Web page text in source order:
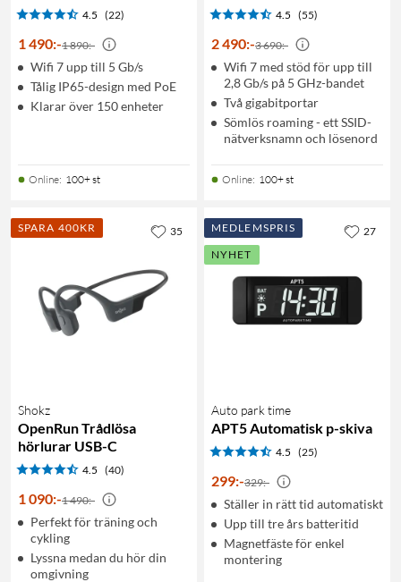
4.5 (22)
1 490:-1 890:-
Wifi 7 upp till 5 Gb/s
Tålig IP65-design med PoE
Klarar över 150 enheter
Online: 100+ st
4.5 (55)
2 490:-3 690:-
Wifi 7 med stöd för upp till
2,8 Gb/s på 5 GHz-bandet
Två gigabitportar
Sömlös roaming - ett SSID-
nätverksnamn och lösenord
Online: 100+ st
SPARA 400KR
Shokz
OpenRun Trådlösa
hörlurar USB-C
4.5 (40)
1 090:-1 490:-
Perfekt för träning och
cykling
Lyssna medan du hör din
omgivning
35
MEDLEMSPRIS
NYHET
Auto park time
APT5 Automatisk p-skiva
4.5 (25)
299:-329:-
Ställer in rätt tid automatiskt
Upp till tre års batteritid
Magnetfäste för enkel
montering
27